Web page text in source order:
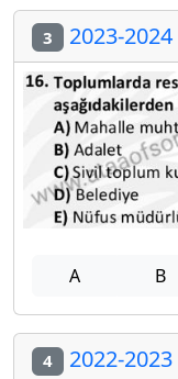
3 2023-2024
A B
4 2022-2023